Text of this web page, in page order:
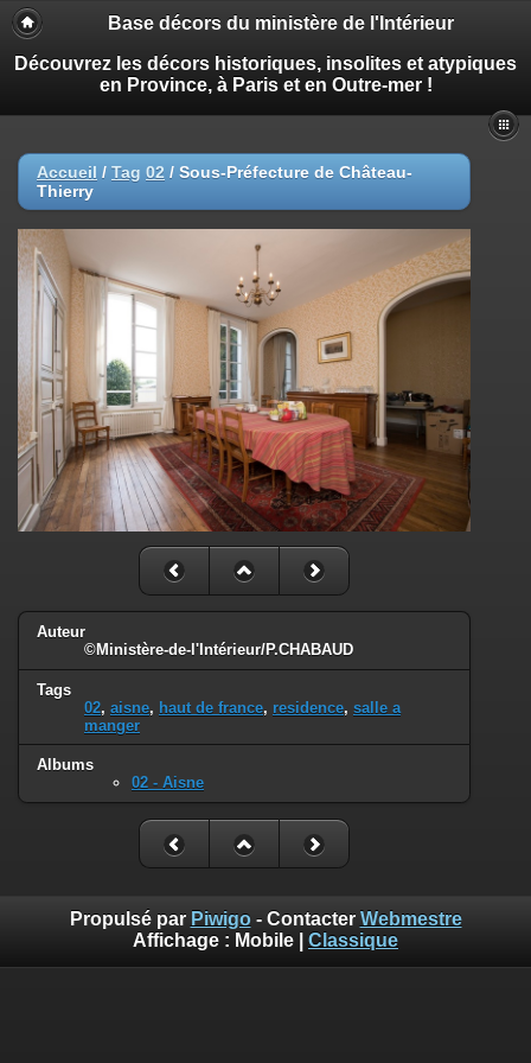
Base décors du ministère de l'Intérieur
Découvrez les décors historiques, insolites et atypiques
en Province, à Paris et en Outre-mer !
Accueil / Tag 02 / Sous-Préfecture de Château-
Thierry
Auteur
©Ministère-de-l'Intérieur/P.CHABAUD
Tags
02, aisne, haut de france, residence, salle a
manger
Albums
02 - Aisne
Propulsé par Piwigo- Contacter Webmestre
Affichage : Mobile Classique